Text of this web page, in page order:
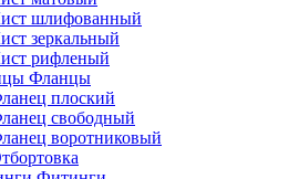
шлифованный
зеркальный
рифленый
Фланцы
плоский
свободный
воротниковый